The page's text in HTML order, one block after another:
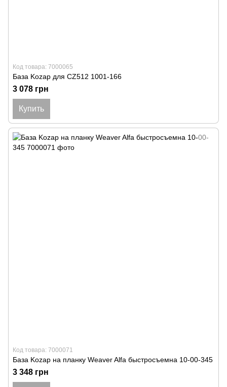
Код товара: 7000065
База Kozap для CZ512 1001-166
3 078 грн
Купить
Код товара: 7000071
База Kozap на планку Weaver Alfa быстросъемна 10-00-345
3 348 грн